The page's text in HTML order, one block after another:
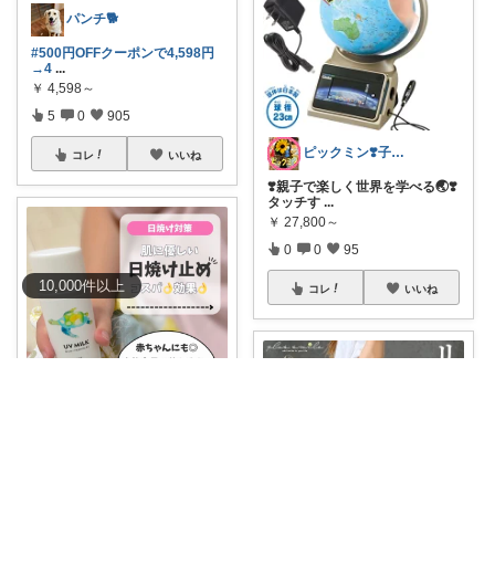
10,000件以上
パンチ🐕
#500円OFFクーポンで4,598円
→4 ...
￥ 4,598～
5 0 905
コレ いいね ピックミン❣️子育てパパママ応援グッズ
❣️親子で楽しく世界を学べる🌏❣️
タッチす ...
￥ 27,800～
0 0 95
コレ いいね